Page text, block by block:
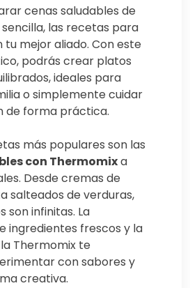
cenas saludables de
las recetas para
tu mejor aliado. Con este
podrás crear platos
ideales para
o simplemente cuidar
de forma práctica.
más populares son las
con Thermomixa
Desde cremas de
salteados de verduras,
son infinitas. La
ingredientes frescos y la
Thermomix te
con sabores y
creativa.